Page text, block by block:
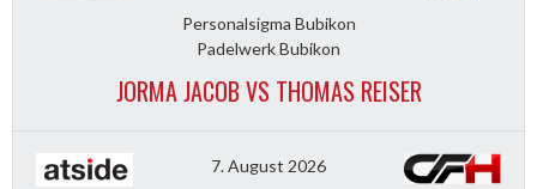
Personalsigma Bubikon
Padelwerk Bubikon
JORMA JACOB VS THOMAS REISER
7. August 2026